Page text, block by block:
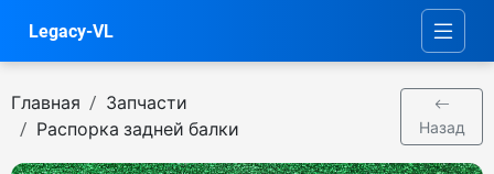
Legacy-VL
Главная
Запчасти
Распорка задней балки
Назад